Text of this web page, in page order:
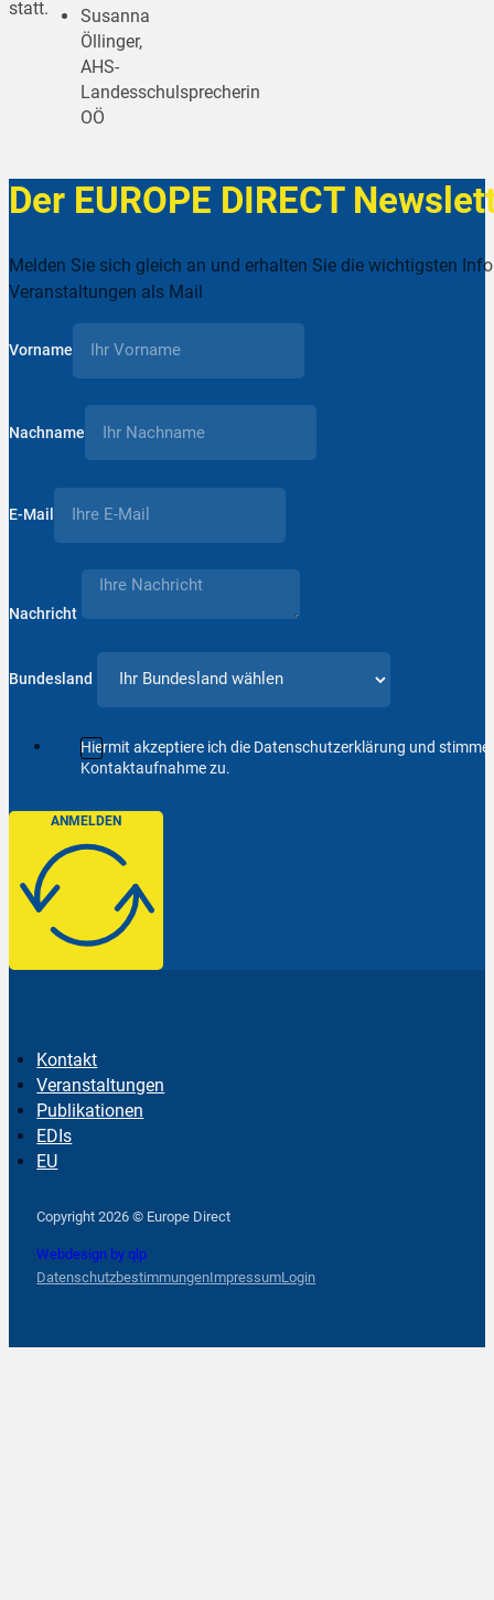
statt.
Susanna
Öllinger,
AHS-
Landesschulsprecherin
OÖ
Der EUROPE DIRECT
Melden Sie sich gleich an und erhalten Sie die wichtigsten
Veranstaltungen als Mail
Vorname
Nachname
E-Mail
Nachricht
Bundesland
Hiermit akzeptiere ich die Datenschutzerklärung und
Kontaktaufnahme zu.
ANMELDEN
Kontakt
Veranstaltungen
Publikationen
EDIs
EU
Copyright 2026 © Europe Direct
Webdesign by qlp
DatenschutzbestimmungenImpressumLogin